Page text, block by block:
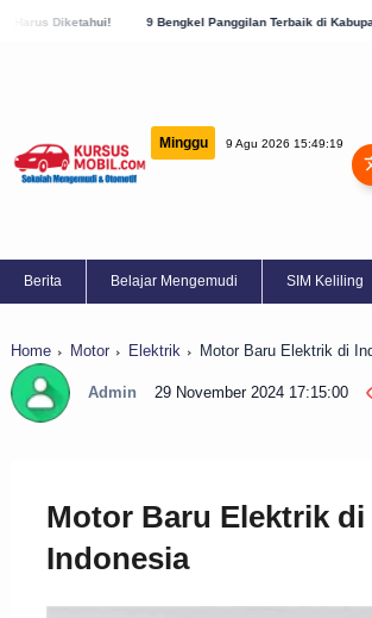
9 Bengkel Panggilan Terbaik di Kabupaten Semarang,
Minggu 9 Agu 2026 15:49:20
Berita Belajar Mengemudi SIM Keliling
Home Motor Elektrik Motor Baru Elektrik di
Admin 29 November 2024 17:15:00
Motor Baru Elektrik di
Indonesia